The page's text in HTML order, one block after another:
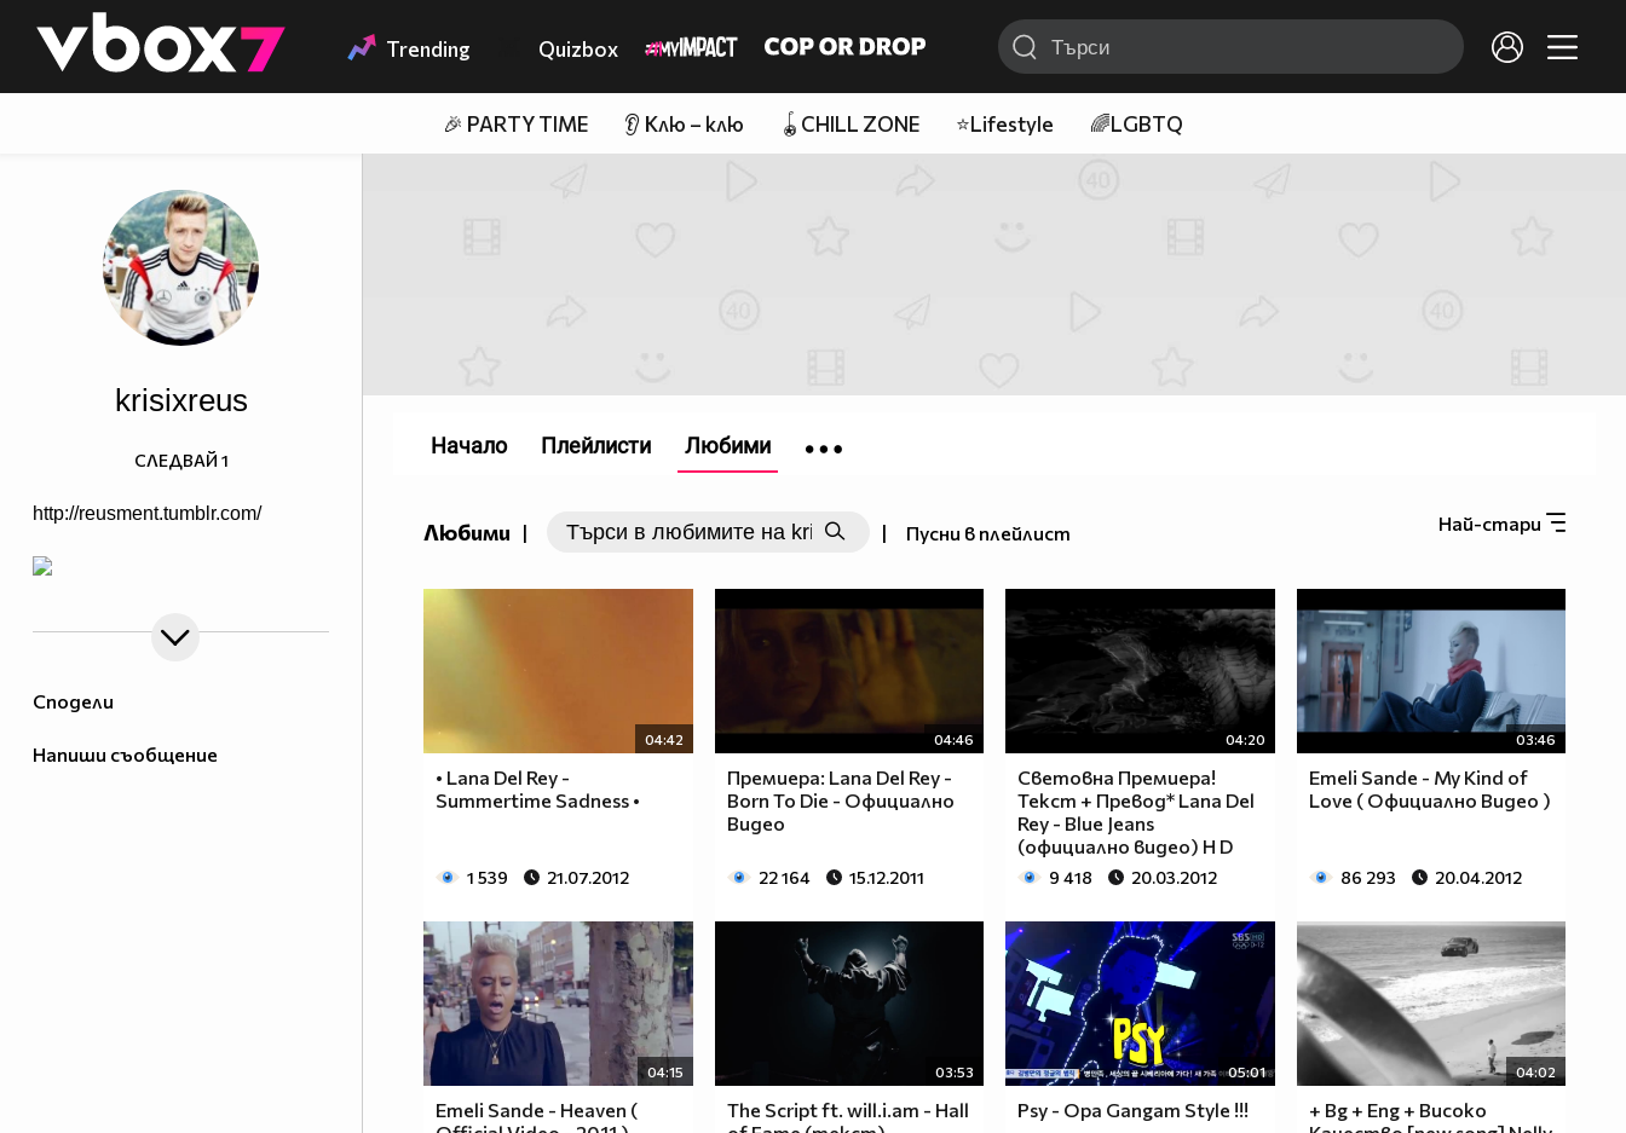
👾 Trending Quizbox
🎉 PARTY TIME 👂 Клю – клю 🪀CHILL ZONE ⭐Lifestyle 🌈LGBTQ
Сподели
Напиши съобщение
krisixreus
http://reusment.tumblr.com/
СЛЕДВАЙ 1
Любими | | Пусни в плейлист Най-стари
04:42
• Lana Del Rey -
Summertime Sadness •
1 539 21.07.2012
04:46
Премиера: Lana Del Rey -
Born To Die - Официално
Видео
22 164 15.12.2011
04:20
Световна Премиера!
Текст + Превод* Lana Del
Rey - Blue Jeans
(официално видео) H D
9 418 20.03.2012
03:46
Emeli Sande - My Kind of
Love ( Официално Видео )
86 293 20.04.2012
04:15
Emeli Sande - Heaven (
03:53
The Script ft. will.i.am - Hall
05:01
Psy - Opa Gangam Style !!!
04:02
+ Bg + Eng + Високо
Начало Плейлисти Любими